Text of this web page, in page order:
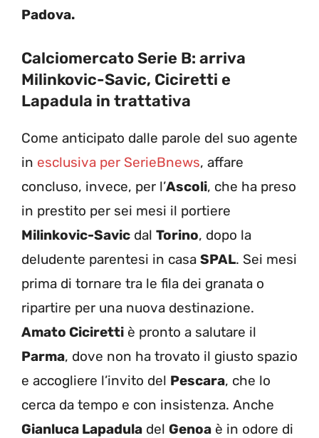
Padova.
Calciomercato Serie B: arriva
Milinkovic-Savic, Ciciretti e
Lapadula in trattativa
Come anticipato dalle parole del suo agente
in esclusiva per SerieBnews, affare
concluso, invece, per l’Ascoli, che ha preso
in prestito per sei mesi il portiere
Milinkovic-Savic dal Torino, dopo la
deludente parentesi in casa SPAL. Sei mesi
prima di tornare tra le fila dei granata o
ripartire per una nuova destinazione.
Amato Ciciretti è pronto a salutare il
Parma, dove non ha trovato il giusto spazio
e accogliere l’invito del Pescara, che lo
cerca da tempo e con insistenza. Anche
Gianluca Lapadula del Genoa è in odore di